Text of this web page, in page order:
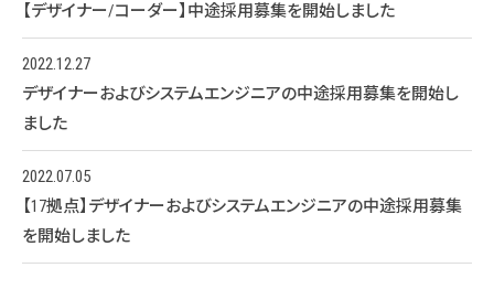
【デザイナー/コーダー】中途採用募集を開始しました
2022.12.27
デザイナーおよびシステムエンジニアの中途採用募集を開始し
ました
2022.07.05
【17拠点】デザイナーおよびシステムエンジニアの中途採用募集
を開始しました